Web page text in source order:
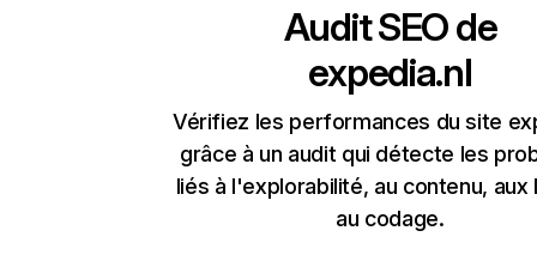
Audit SEO de
expedia.nl
Vérifiez les performances du site
grâce à un audit qui détecte les
liés à l'explorabilité, au contenu, aux
au codage.